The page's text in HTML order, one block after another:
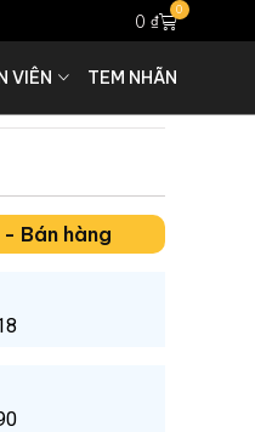
0 ₫
0
VIÊN TEM NHÃN
- Bán hàng